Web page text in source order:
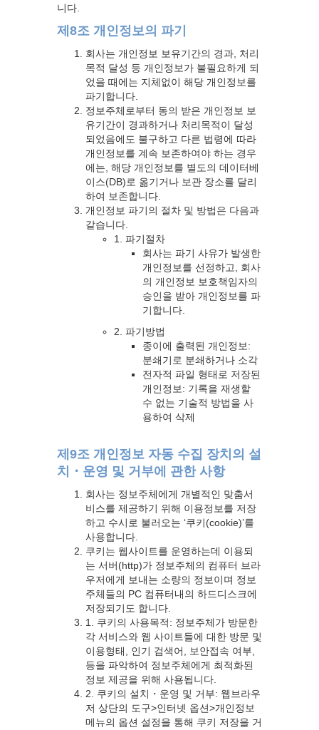
니다.
제8조 개인정보의 파기
회사는 개인정보 보유기간의 경과, 처리
목적 달성 등 개인정보가 불필요하게 되
었을 때에는 지체없이 해당 개인정보를
파기합니다.
정보주체로부터 동의 받은 개인정보 보
유기간이 경과하거나 처리목적이 달성
되었음에도 불구하고 다른 법령에 따라
개인정보를 계속 보존하여야 하는 경우
에는, 해당 개인정보를 별도의 데이터베
이스(DB)로 옮기거나 보관 장소를 달리
하여 보존합니다.
개인정보 파기의 절차 및 방법은 다음과
같습니다.
1. 파기절차
회사는 파기 사유가 발생한
개인정보를 선정하고, 회사
의 개인정보 보호책임자의
승인을 받아 개인정보를 파
기합니다.
2. 파기방법
종이에 출력된 개인정보:
분쇄기로 분쇄하거나 소각
전자적 파일 형태로 저장된
개인정보: 기록을 재생할
수 없는 기술적 방법을 사
용하여 삭제
제9조 개인정보 자동 수집 장치의 설
치・운영 및 거부에 관한 사항
회사는 정보주체에게 개별적인 맞춤서
비스를 제공하기 위해 이용정보를 저장
하고 수시로 불러오는 ‘쿠키(cookie)’를
사용합니다.
쿠키는 웹사이트를 운영하는데 이용되
는 서버(http)가 정보주체의 컴퓨터 브라
우저에게 보내는 소량의 정보이며 정보
주체들의 PC 컴퓨터내의 하드디스크에
저장되기도 합니다.
1. 쿠키의 사용목적: 정보주체가 방문한
각 서비스와 웹 사이트들에 대한 방문 및
이용형태, 인기 검색어, 보안접속 여부,
등을 파악하여 정보주체에게 최적화된
정보 제공을 위해 사용됩니다.
2. 쿠키의 설치・운영 및 거부: 웹브라우
저 상단의 도구>인터넷 옵션>개인정보
메뉴의 옵션 설정을 통해 쿠키 저장을 거